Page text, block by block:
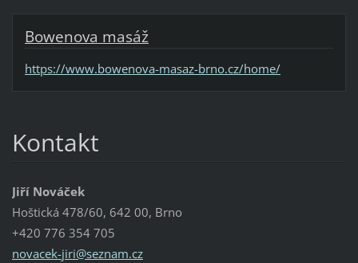
Bowenova masáž
https://www.bowenova-masaz-brno.cz/home/
Kontakt
Jiří Nováček
Hoštická 478/60, 642 00, Brno
+420 776 354 705
novacek-jiri@seznam.cz